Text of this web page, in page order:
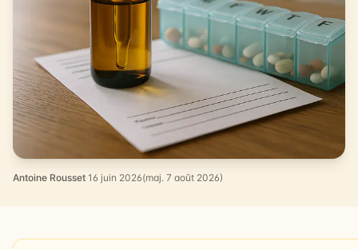
Antoine Rousset·16 juin 2026(maj. 7 août 2026)